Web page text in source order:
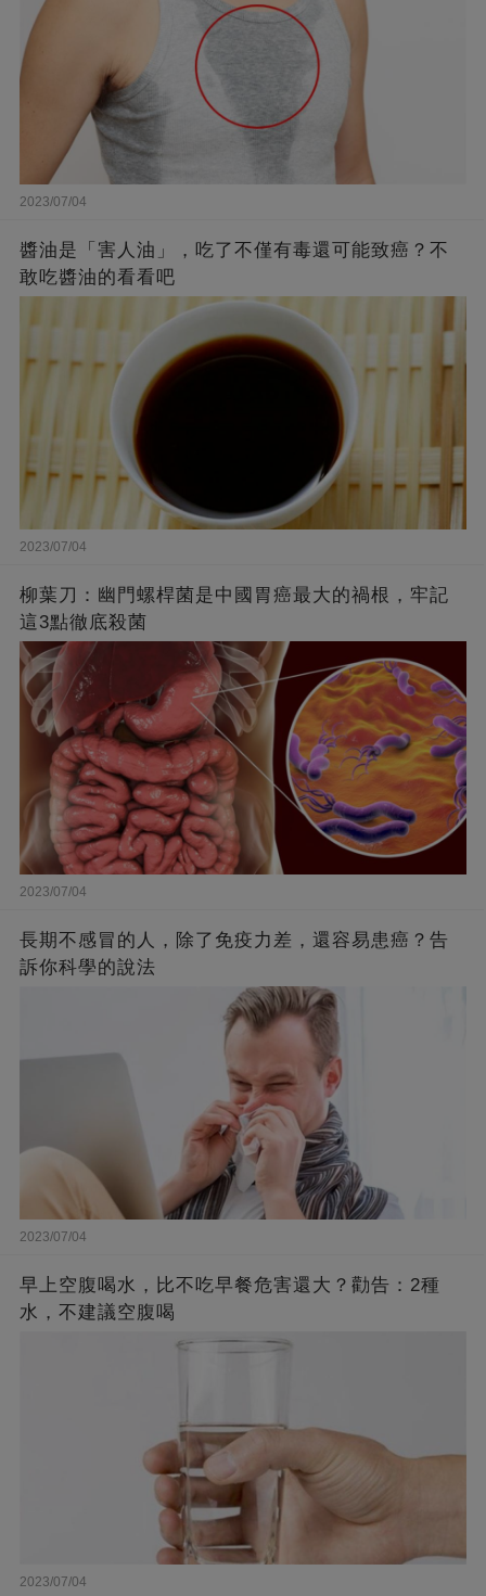
2023/07/04
醬油是「害人油」，吃了不僅有毒還可能致癌？不
敢吃醬油的看看吧
2023/07/04
柳葉刀：幽門螺桿菌是中國胃癌最大的禍根，牢記
這3點徹底殺菌
2023/07/04
長期不感冒的人，除了免疫力差，還容易患癌？告
訴你科學的說法
2023/07/04
早上空腹喝水，比不吃早餐危害還大？勸告：2種
水，不建議空腹喝
2023/07/04